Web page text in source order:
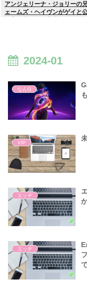
アンジェリーナ・ジョリーの
ェームズ・ヘイヴンがゲイと
2024-01
なんG
VIP
エッヂ
エッヂ